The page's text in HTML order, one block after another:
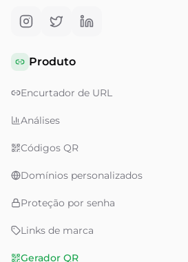
Produto
Encurtador de URL
Análises
Códigos QR
Domínios personalizados
Proteção por senha
Links de marca
Gerador QR